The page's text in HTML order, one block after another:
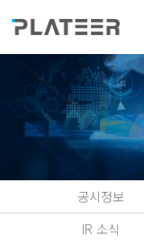
공시정보
IR 소식